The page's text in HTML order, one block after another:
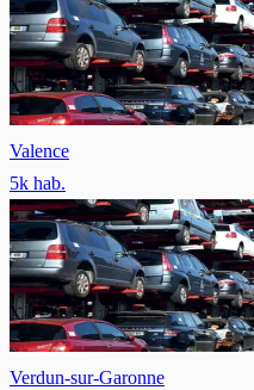
Valence
5k hab.
Verdun-sur-Garonne